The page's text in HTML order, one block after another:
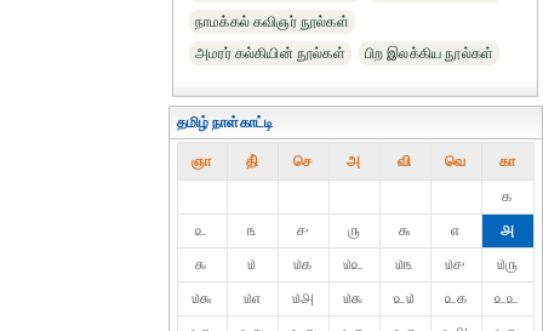
நாமக்கல் கவிஞர் நூல்கள்
அமரர் கல்கியின் நூல்கள்
பிற இலக்கிய நூல்கள்
தமிழ் நாள்காட்டி
ஞா தி் செ அ வி வெ கா
௧
௨
௩ ௪ ௫ ௬ ௭
௮
௯
௰ ௰௧ ௰௨ ௰௩ ௰௪
௰௫
௰௬
௰௭ ௰௮ ௰௯ ௨௰ ௨௧
௨௨